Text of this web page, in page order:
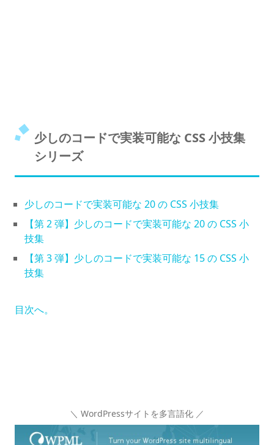
少しのコードで実装可能な CSS 小技集
シリーズ
少しのコードで実装可能な 20 の CSS 小技集
【第 2 弾】少しのコードで実装可能な 20 の CSS 小
技集
【第 3 弾】少しのコードで実装可能な 15 の CSS 小
技集
目次へ。
＼ WordPressサイトを多言語化 ／